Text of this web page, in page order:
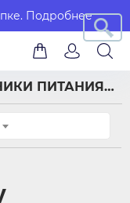
Подробнее
НАПРОКАТ